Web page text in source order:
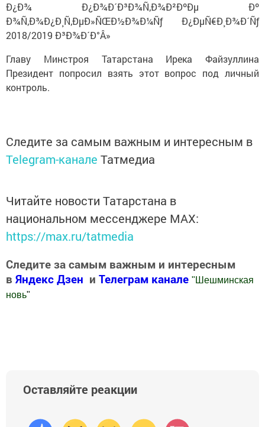
Главу Минстроя Татарстана Ирека Файзуллина
Президент попросил взять этот вопрос под личный
контроль.
Следите за самым важным и интересным в
Telegram-канале Татмедиа
Читайте новости Татарстана в
национальном мессенджере MАХ:
https://max.ru/tatmedia
Следите за самым важным и интересным
в Яндекс Дзен и Телеграм канале " Шешминская
новь"
Оставляйте реакции